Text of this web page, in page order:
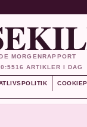
MORGENRAPPORT
16 ARTIKLER I DAG